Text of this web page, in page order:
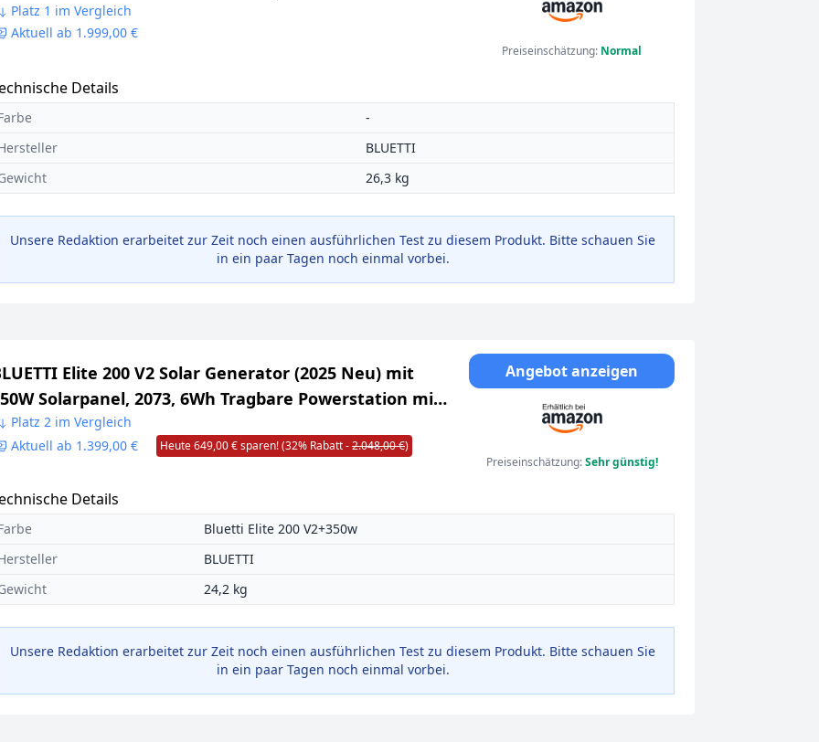
(4800W Surge), Kompakte 3kWh
für Zuhause, Notfall & Wohnmobil
Platz 1 im Vergleich
Aktuell ab 1.999,00 €
Preiseinschätzung: Normal
Details
-
BLUETTI
26,3 kg
Unsere Redaktion erarbeitet zur Zeit noch einen ausführlichen Test zu diesem Produkt. Bitte schauen Sie
in ein paar Tagen noch einmal vorbei.
Elite 200 V2 Solar Generator (2025 Neu) mit
Solarpanel, 2073, 6Wh Tragbare Powerstation mit
2600W AC Ausgängen, 17 Jahre Lebensdauer LiFePO4
für Camping, Off-grid, Stromausfall
Platz 2 im Vergleich
Aktuell ab 1.399,00 €
Heute 649,00 € sparen! (32% Rabatt -2.048,00 €)
Angebot anzeigen
Preiseinschätzung:Sehr günstig!
Details
Bluetti Elite 200 V2+350w
BLUETTI
24,2 kg
Unsere Redaktion erarbeitet zur Zeit noch einen ausführlichen Test zu diesem Produkt. Bitte schauen Sie
in ein paar Tagen noch einmal vorbei.